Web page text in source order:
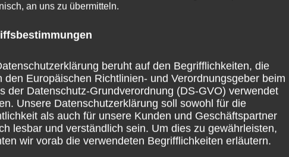
hat nach dem sogenannten Offizialprinzip das
über den Gang und Abschluss des
Als „Herrin des Verfahrens“ ist sie auch Herrin der
der öffentlich gemacht wird. Ich glaube,
am Abschlussbericht der Staatsanwaltschaft. Gerade
expliziter nachvollziehen zu können als es bisher
an uns zu übermitteln.
beruht auf den Begrifflichkeiten, die
den Europäischen Richtlinien- und Verordnungsgeber beim
der Datenschutz-Grundverordnung (DS-GVO) verwendet
Unsere Datenschutzerklärung soll sowohl für die
als auch für unsere Kunden und Geschäftspartner
lesbar und verständlich sein. Um dies zu gewährleisten,
wir vorab die verwendeten Begrifflichkeiten erläutern.